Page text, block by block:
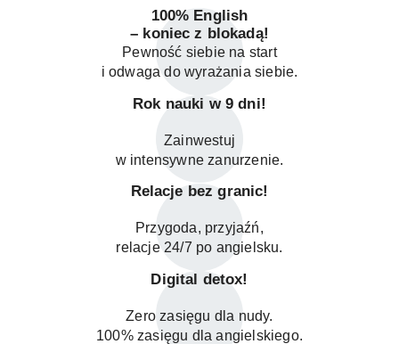
100% English
– koniec z blokadą!
Pewność siebie na start
i odwaga do wyrażania siebie.
Rok nauki w 9 dni!
Zainwestuj
w intensywne zanurzenie.
Relacje bez granic!
Przygoda, przyjaźń,
relacje 24/7 po angielsku.
Digital detox!
Zero zasięgu dla nudy.
100% zasięgu dla angielskiego.